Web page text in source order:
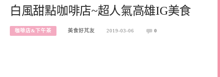
白風甜點咖啡店~超人氣高雄IG美食
咖啡店&下午茶 美食好芃友 2019-03-06 0